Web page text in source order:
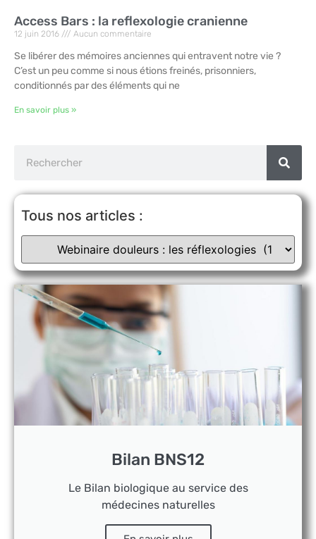
Access Bars : la reflexologie cranienne
12 juin 2016 Aucun commentaire
Se libérer des mémoires anciennes qui entravent notre vie ?
C’est un peu comme si nous étions freinés, prisonniers,
conditionnés par des éléments qui ne
En savoir plus »
Tous nos articles :
Bilan BNS12
Le Bilan biologique au service des
médecines naturelles